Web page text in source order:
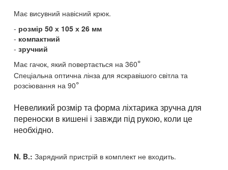
Має висувний навісний крюк.
розмір 50 х 105 х 26 мм
компактний
зручний
Має гачок, який повертається на 360°
Спеціальна оптична лінза для яскравішого світла та
розсіювання на 90°
Невеликий розмір та форма ліхтарика зручна для
переноски в кишені і завжди під рукою, коли це
необхідно.
N. B.: Зарядний пристрій в комплект не входить.